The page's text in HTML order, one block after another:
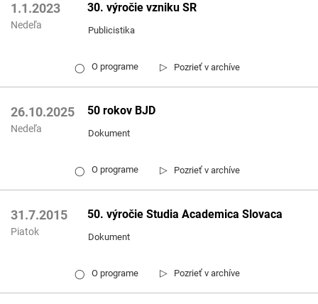
▷ Pozrieť v archíve
30. výročie vzniku SR
Publicistika
Nedeľa
1.1.2023
◯ O programe
▷ Pozrieť v archíve
50 rokov BJD
Dokument
Nedeľa
26.10.2025
◯ O programe
▷ Pozrieť v archíve
50. výročie Studia Academica Slovaca
Dokument
Piatok
31.7.2015
◯ O programe